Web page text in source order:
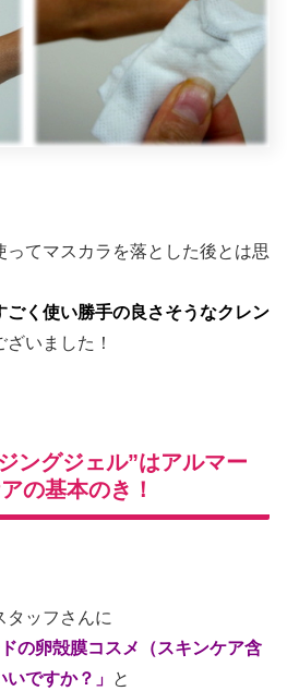
ってマスカラを落とした後とは思
ごく使い勝手の良さそうなクレン
ざいました！
ングジェル”はアルマー
の基本のき！
タッフさんに
の卵殻膜コスメ（スキンケア含
ですか？」 と